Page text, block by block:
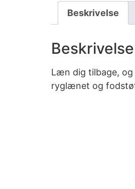
Beskrivelse
Beskrivelse
Læn dig tilbage,
ryglænet og